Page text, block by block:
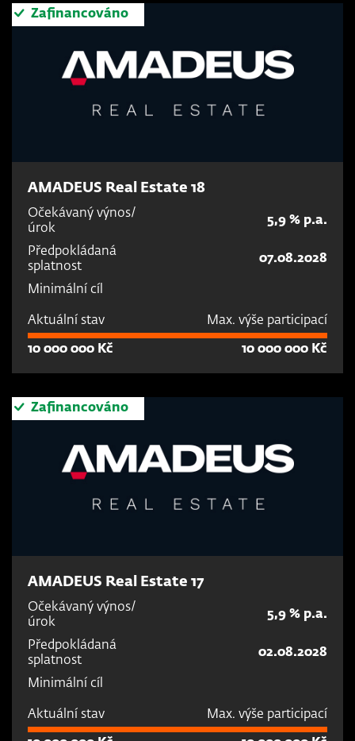
Zafinancováno
AMADEUS Real Estate 18
Očekávaný výnos/
úrok
5,9 % p.a.
Předpokládaná
splatnost
07.08.2028
Minimální cíl
Aktuální stav Max. výše participací
10 000 000 Kč 10 000 000 Kč
Zafinancováno
AMADEUS Real Estate 17
Očekávaný výnos/
úrok
5,9 % p.a.
Předpokládaná
splatnost
02.08.2028
Minimální cíl
Aktuální stav Max. výše participací